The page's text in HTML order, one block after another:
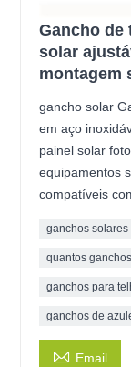
Gancho de
solar
montagem
gancho solar
em aço
painel solar
equipamentos
compatíveis
ganchos
quantos
ganchos para
ganchos de
 Email